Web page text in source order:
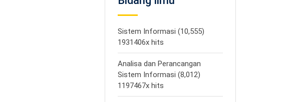
Sistem Informasi (10,555)
1931406x hits
Analisa dan Perancangan
Sistem Informasi (8,012)
1197467x hits